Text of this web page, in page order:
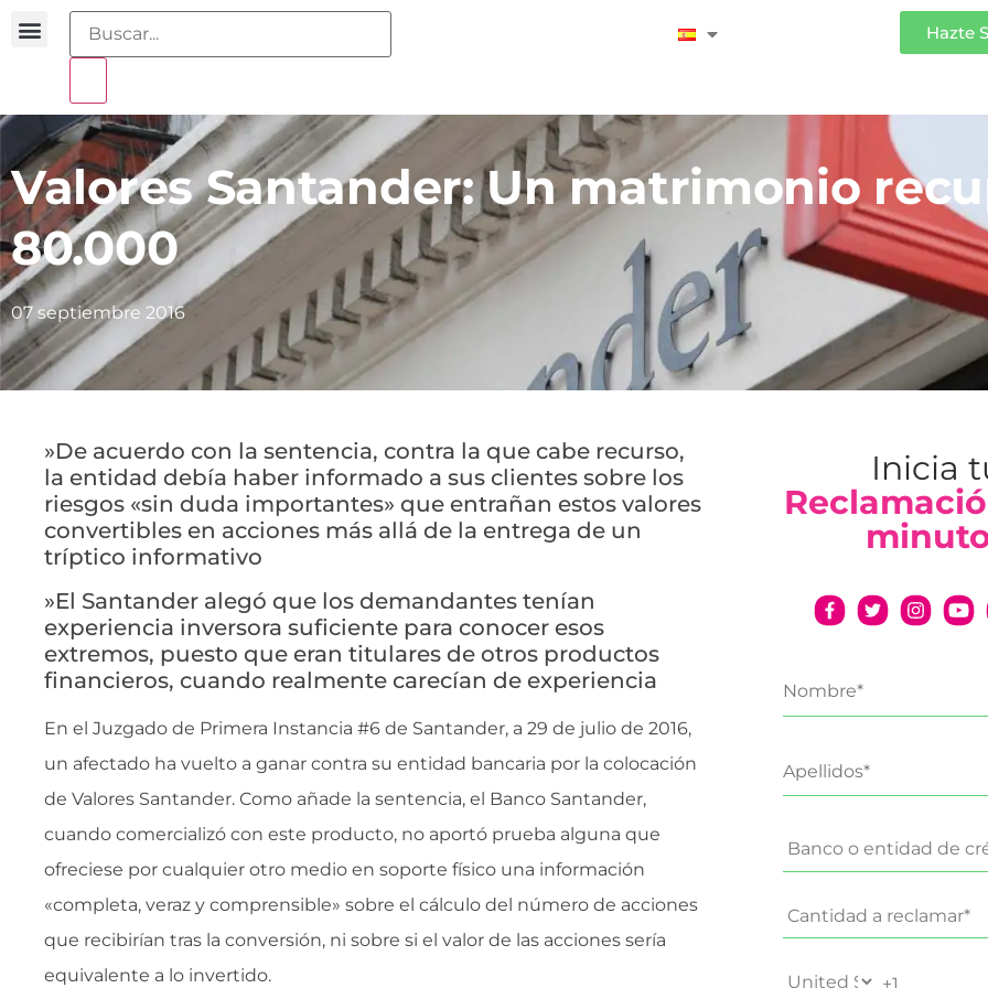
Hazte
Valores Santander: Un matrimonio
80.000
07 septiembre 2016
»De acuerdo con la sentencia, contra la que cabe recurso,
la entidad debía haber informado a sus clientes sobre los
riesgos «sin duda importantes» que entrañan estos valores
convertibles en acciones más allá de la entrega de un
tríptico informativo
»El Santander alegó que los demandantes tenían
experiencia inversora suficiente para conocer esos
extremos, puesto que eran titulares de otros productos
financieros, cuando realmente carecían de experiencia
En el Juzgado de Primera Instancia #6 de Santander, a 29 de julio de 2016,
un afectado ha vuelto a ganar contra su entidad bancaria por la colocación
de Valores Santander. Como añade la sentencia, el Banco Santander,
cuando comercializó con este producto, no aportó prueba alguna que
ofreciese por cualquier otro medio en soporte físico una información
«completa, veraz y comprensible» sobre el cálculo del número de acciones
que recibirían tras la conversión, ni sobre si el valor de las acciones sería
equivalente a lo invertido.
Inicia